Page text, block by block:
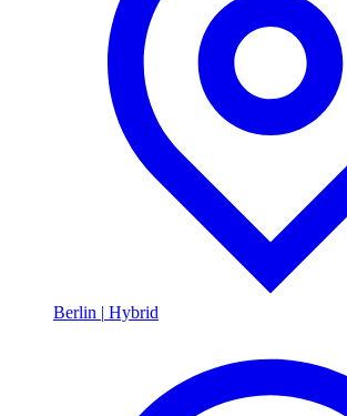
Berlin | Hybrid